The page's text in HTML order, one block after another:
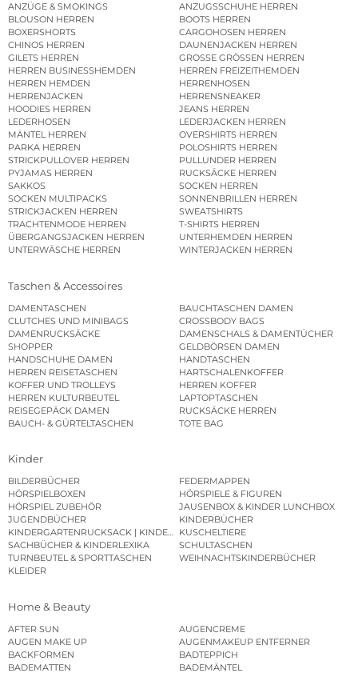
ANZÜGE & SMOKINGS
ANZUGSSCHUHE HERREN
BLOUSON HERREN
BOOTS HERREN
BOXERSHORTS
CARGOHOSEN HERREN
CHINOS HERREN
DAUNENJACKEN HERREN
GILETS HERREN
GROSSE GRÖSSEN HERREN
HERREN BUSINESSHEMDEN
HERREN FREIZEITHEMDEN
HERREN HEMDEN
HERRENHOSEN
HERRENJACKEN
HERRENSNEAKER
HOODIES HERREN
JEANS HERREN
LEDERHOSEN
LEDERJACKEN HERREN
MÄNTEL HERREN
OVERSHIRTS HERREN
PARKA HERREN
POLOSHIRTS HERREN
STRICKPULLOVER HERREN
PULLUNDER HERREN
PYJAMAS HERREN
RUCKSÄCKE HERREN
SAKKOS
SOCKEN HERREN
SOCKEN MULTIPACKS
SONNENBRILLEN HERREN
STRICKJACKEN HERREN
SWEATSHIRTS
TRACHTENMODE HERREN
T-SHIRTS HERREN
ÜBERGANGSJACKEN HERREN
UNTERHEMDEN HERREN
UNTERWÄSCHE HERREN
WINTERJACKEN HERREN
Taschen & Accessoires
DAMENTASCHEN
BAUCHTASCHEN DAMEN
CLUTCHES UND MINIBAGS
CROSSBODY BAGS
DAMENRUCKSÄCKE
DAMENSCHALS & DAMENTÜCHER
SHOPPER
GELDBÖRSEN DAMEN
HANDSCHUHE DAMEN
HANDTASCHEN
HERREN REISETASCHEN
HARTSCHALENKOFFER
KOFFER UND TROLLEYS
HERREN KOFFER
HERREN KULTURBEUTEL
LAPTOPTASCHEN
REISEGEPÄCK DAMEN
RUCKSÄCKE HERREN
BAUCH- & GÜRTELTASCHEN
TOTE BAG
Kinder
BILDERBÜCHER
FEDERMAPPEN
HÖRSPIELBOXEN
HÖRSPIELE & FIGUREN
HÖRSPIEL ZUBEHÖR
JAUSENBOX & KINDER LUNCHBOX
JUGENDBÜCHER
KINDERBÜCHER
KINDERGARTENRUCKSACK | KINDERGARTENBEUTEL
KUSCHELTIERE
SACHBÜCHER & KINDERLEXIKA
SCHULTASCHEN
TURNBEUTEL & SPORTTASCHEN
WEIHNACHTSKINDERBÜCHER
KLEIDER
Home & Beauty
AFTER SUN
AUGENCREME
AUGEN MAKE UP
AUGENMAKEUP ENTFERNER
BACKFORMEN
BADTEPPICH
BADEMATTEN
BADEMÄNTEL